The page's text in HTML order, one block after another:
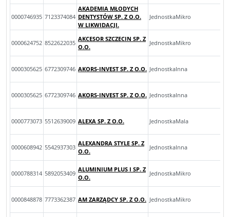
0000746935 7123374084
AKADEMIA MŁODYCH
DENTYSTÓW SP. Z O.O.
W LIKWIDACJI.
JednostkaMikro
0000624752 8522622035
AKCESOR SZCZECIN SP. Z
O.O.
JednostkaMikro
0000305625 6772309746 AKORS-INVEST SP. Z O.O. JednostkaInna
0000305625 6772309746 AKORS-INVEST SP. Z O.O. JednostkaInna
0000773073 5512639009 ALEXA SP. Z O.O. JednostkaMala
0000608942 5542937303
ALEXANDRA STYLE SP. Z
O.O.
JednostkaInna
0000788314 5892053409
ALUMINIUM PLUS I SP. Z
O.O.
JednostkaMikro
0000848878 7773362387 AM ZARZĄDCY SP. Z O.O. JednostkaMikro